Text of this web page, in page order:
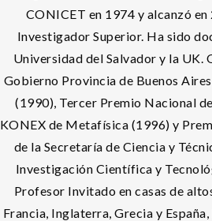
CONICET en 1974 y alcanzó
Investigador Superior. Ha sido
Universidad del Salvador y la UK.
Gobierno Provincia de Buenos
(1990), Tercer Premio Nacional
KONEX de Metafísica (1996) y
de la Secretaría de Ciencia y
Investigación Científica y
Profesor Invitado en casas de
Francia, Inglaterra, Grecia y